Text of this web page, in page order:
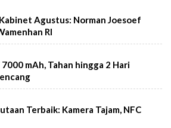
Agustus: Norman Joesoef
RI
mAh, Tahan hingga 2 Hari
Terbaik: Kamera Tajam, NFC